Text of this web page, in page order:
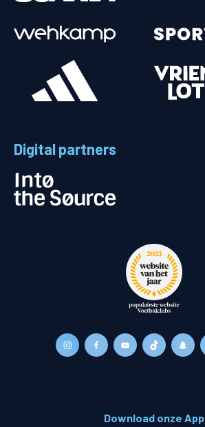
Digital partners
Download onze App